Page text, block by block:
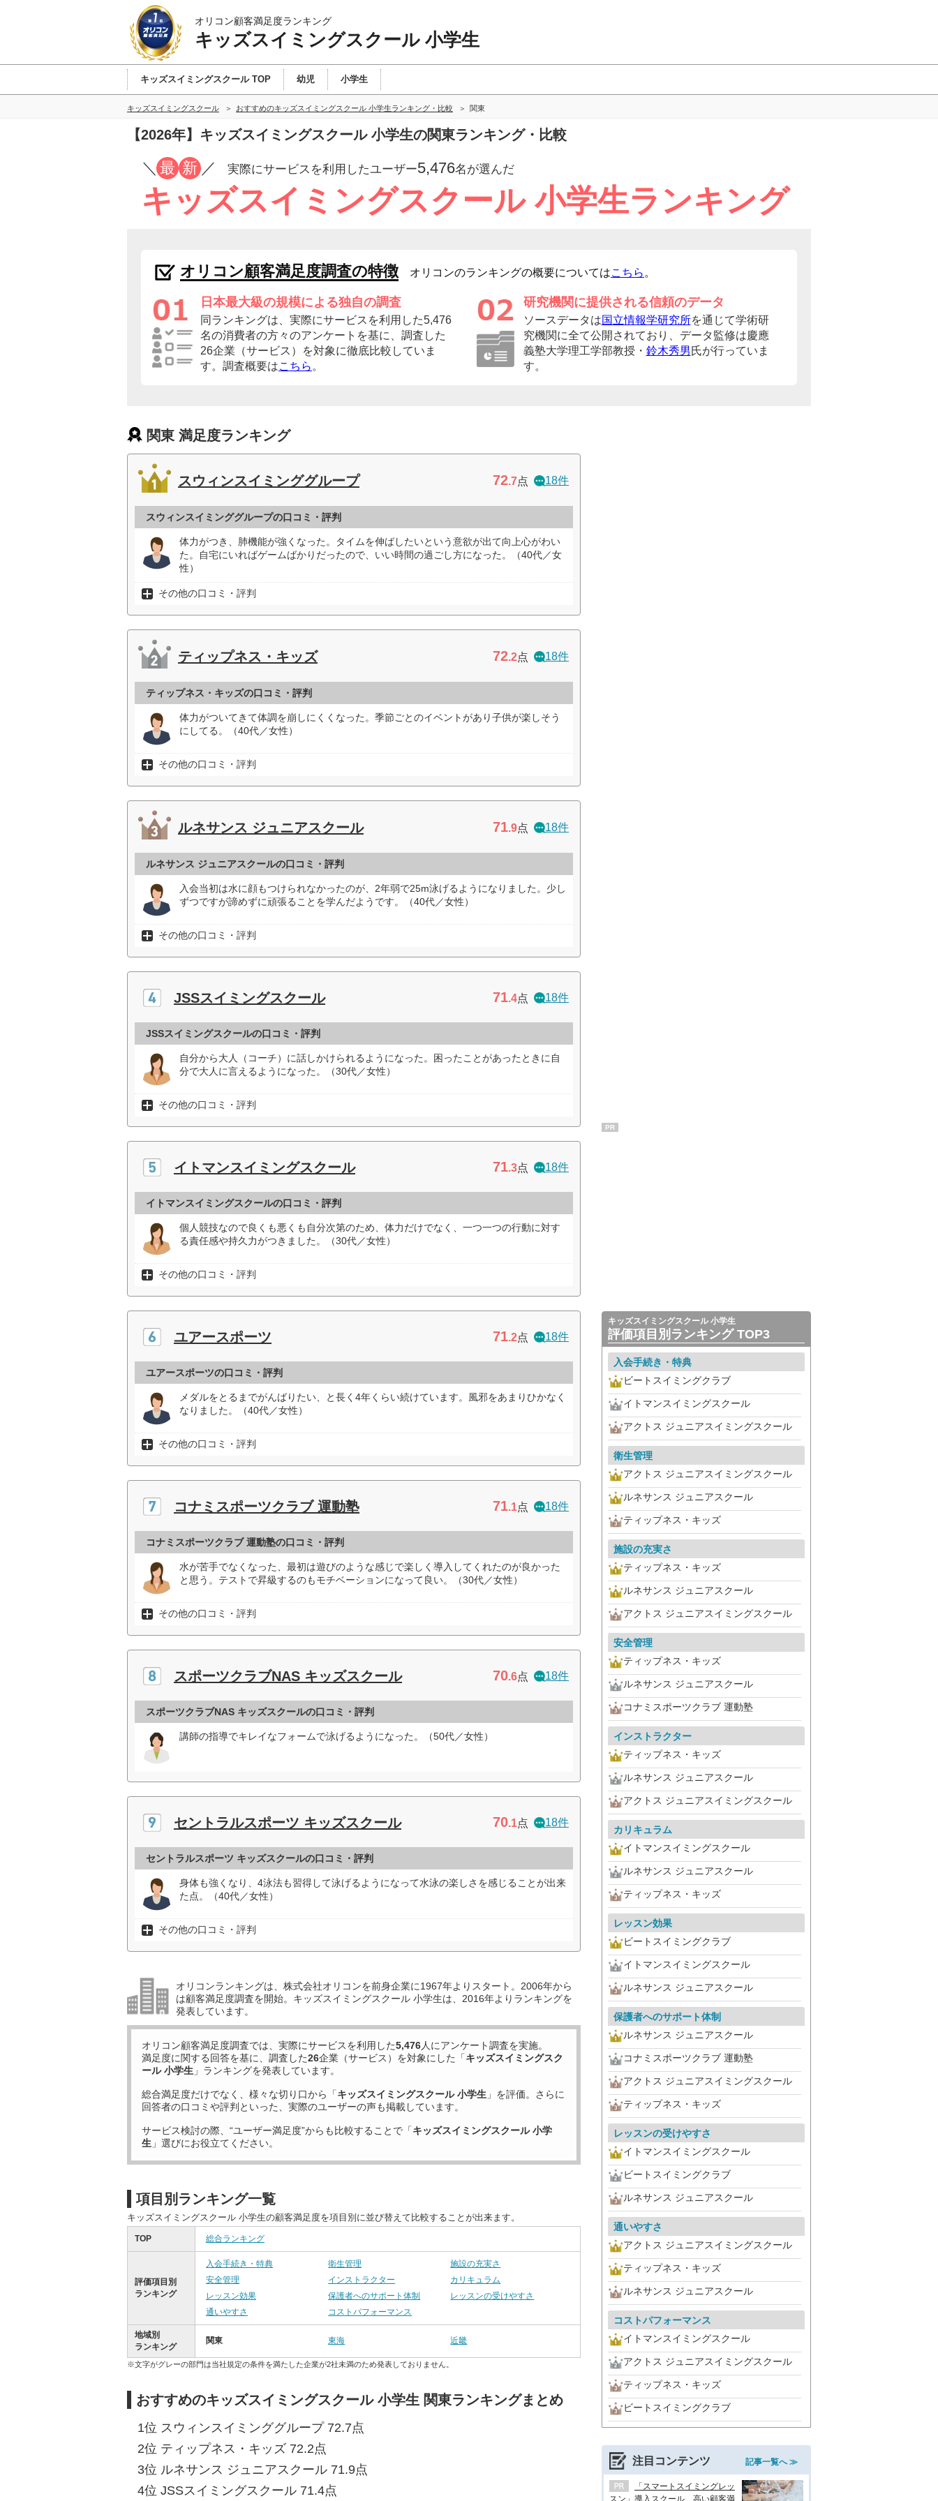
オリコン顧客満足度ランキング
キッズスイミングスクール 小学生
キッズスイミングスクール TOP 幼児 小学生
キッズスイミングスクール おすすめのキッズスイミングスクール 小学生ランキング・比較 関東
【2026年】キッズスイミングスクール 小学生の関東ランキング・比較
／ 最 新 ／ 実際にサービスを利用したユーザー5,476名が選んだ
キッズスイミングスクール 小学生ランキング
オリコン顧客満足度調査の特徴 オリコンのランキングの概要についてはこちら 。
日本最大級の規模による独自の調査
同ランキングは、実際にサービスを利用した5,476
名の消費者の方々のアンケートを基に、調査した
26企業（サービス）を対象に徹底比較していま
す。調査概要はこちら 。
研究機関に提供される信頼のデータ
ソースデータは国立情報学研究所を通じて学術研
究機関に全て公開されており、データ監修は慶應
義塾大学理工学部教授・ 鈴木秀男 氏が行っていま
す。
関東 満足度ランキング
スウィンスイミンググループ 72.7点 18件
スウィンスイミンググループの口コミ・評判
体力がつき、肺機能が強くなった。タイムを伸ばしたいという意欲が出て向上心がわい
た。自宅にいればゲームばかりだったので、いい時間の過ごし方になった。（40代／女
性）
その他の口コミ・評判
ティップネス・キッズ 72.2点 18件
ティップネス・キッズの口コミ・評判
体力がついてきて体調を崩しにくくなった。季節ごとのイベントがあり子供が楽しそう
にしてる。（40代／女性）
その他の口コミ・評判
ルネサンス ジュニアスクール 71.9点 18件
ルネサンス ジュニアスクールの口コミ・評判
入会当初は水に顔もつけられなかったのが、2年弱で25m泳げるようになりました。少し
ずつですが諦めずに頑張ることを学んだようです。（40代／女性）
その他の口コミ・評判
JSSスイミングスクール 71.4点 18件
JSSスイミングスクールの口コミ・評判
自分から大人（コーチ）に話しかけられるようになった。困ったことがあったときに自
分で大人に言えるようになった。（30代／女性）
その他の口コミ・評判
イトマンスイミングスクール 71.3点 18件
イトマンスイミングスクールの口コミ・評判
個人競技なので良くも悪くも自分次第のため、体力だけでなく、一つ一つの行動に対す
る責任感や持久力がつきました。（30代／女性）
その他の口コミ・評判
ユアースポーツ 71.2点 18件
ユアースポーツの口コミ・評判
メダルをとるまでがんばりたい、と長く4年くらい続けています。風邪をあまりひかなく
なりました。（40代／女性）
その他の口コミ・評判
コナミスポーツクラブ 運動塾 71.1点 18件
コナミスポーツクラブ 運動塾の口コミ・評判
水が苦手でなくなった、最初は遊びのような感じで楽しく導入してくれたのが良かった
と思う。テストで昇級するのもモチベーションになって良い。（30代／女性）
その他の口コミ・評判
スポーツクラブNAS キッズスクール 70.6点 18件
スポーツクラブNAS キッズスクールの口コミ・評判
講師の指導でキレイなフォームで泳げるようになった。（50代／女性）
セントラルスポーツ キッズスクール 70.1点 18件
セントラルスポーツ キッズスクールの口コミ・評判
身体も強くなり、4泳法も習得して泳げるようになって水泳の楽しさを感じることが出来
た点。（40代／女性）
その他の口コミ・評判
オリコンランキングは、株式会社オリコンを前身企業に1967年よりスタート。2006年から
は顧客満足度調査を開始。キッズスイミングスクール 小学生は、2016年よりランキングを
発表しています。
オリコン顧客満足度調査では、実際にサービスを利用した5,476人にアンケート調査を実施。
満足度に関する回答を基に、調査した26企業（サービス）を対象にした「キッズスイミングスク
ール 小学生 」ランキングを発表しています。
総合満足度だけでなく、様々な切り口から「キッズスイミングスクール 小学生 」を評価。さらに
回答者の口コミや評判といった、実際のユーザーの声も掲載しています。
サービス検討の際、“ユーザー満足度”からも比較することで「キッズスイミングスクール 小学
生 」選びにお役立てください。
項目別ランキング一覧
キッズスイミングスクール 小学生の顧客満足度を項目別に並び替えて比較することが出来ます。
TOP 総合ランキング
評価項目別
ランキング
入会手続き・特典 衛生管理
施設の充実さ
安全管理
インストラクター
カリキュラム
レッスン効果
保護者へのサポート体制
レッスンの受けやすさ
通いやすさ
コストパフォーマンス
地域別
ランキング
関東 東海 近畿
※文字がグレーの部門は当社規定の条件を満たした企業が2社未満のため発表しておりません。
おすすめのキッズスイミングスクール 小学生 関東ランキングまとめ
1位 スウィンスイミンググループ 72.7点
2位 ティップネス・キッズ 72.2点
3位 ルネサンス ジュニアスクール 71.9点
4位 JSSスイミングスクール 71.4点
PR
キッズスイミングスクール 小学生
評価項目別ランキング TOP3
入会手続き・特典
ビートスイミングクラブ
イトマンスイミングスクール
アクトス ジュニアスイミングスクール
衛生管理
アクトス ジュニアスイミングスクール
ルネサンス ジュニアスクール
ティップネス・キッズ
施設の充実さ
ティップネス・キッズ
ルネサンス ジュニアスクール
アクトス ジュニアスイミングスクール
安全管理
ティップネス・キッズ
ルネサンス ジュニアスクール
コナミスポーツクラブ 運動塾
インストラクター
ティップネス・キッズ
ルネサンス ジュニアスクール
アクトス ジュニアスイミングスクール
カリキュラム
イトマンスイミングスクール
ルネサンス ジュニアスクール
ティップネス・キッズ
レッスン効果
ビートスイミングクラブ
イトマンスイミングスクール
ルネサンス ジュニアスクール
保護者へのサポート体制
ルネサンス ジュニアスクール
コナミスポーツクラブ 運動塾
アクトス ジュニアスイミングスクール
ティップネス・キッズ
レッスンの受けやすさ
イトマンスイミングスクール
ビートスイミングクラブ
ルネサンス ジュニアスクール
通いやすさ
アクトス ジュニアスイミングスクール
ティップネス・キッズ
ルネサンス ジュニアスクール
コストパフォーマンス
イトマンスイミングスクール
アクトス ジュニアスイミングスクール
ティップネス・キッズ
ビートスイミングクラブ
注目コンテンツ 記事一覧へ ≫
「スマートスイミングレッ
スン」導入スクール、高い顧客満